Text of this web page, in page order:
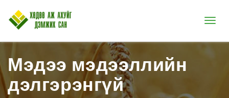
Цэс
Мэдээ мэдээллийн
дэлгэрэнгүй